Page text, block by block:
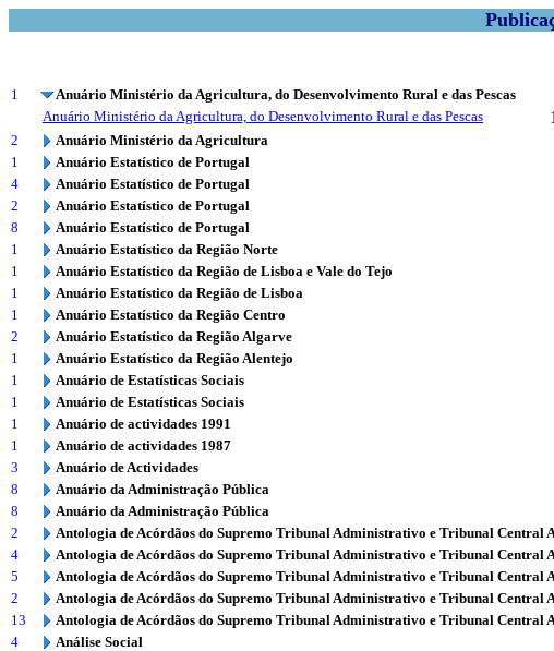
1
Anuário Ministério da Agricultura, do Desenvolvimento Rural e das Pescas
Anuário Ministério da Agricultura, do Desenvolvimento Rural e das Pescas
2
Anuário Ministério da Agricultura
1
Anuário Estatístico de Portugal
4
Anuário Estatístico de Portugal
2
Anuário Estatístico de Portugal
8
Anuário Estatístico de Portugal
1
Anuário Estatístico da Região Norte
1
Anuário Estatístico da Região de Lisboa e Vale do Tejo
1
Anuário Estatístico da Região de Lisboa
1
Anuário Estatístico da Região Centro
2
Anuário Estatístico da Região Algarve
1
Anuário Estatístico da Região Alentejo
1
Anuário de Estatísticas Sociais
1
Anuário de Estatísticas Sociais
1
Anuário de actividades 1991
1
Anuário de actividades 1987
3
Anuário de Actividades
8
Anuário da Administração Pública
8
Anuário da Administração Pública
2
Antologia de Acórdãos do Supremo Tribunal Administrativo e Tribunal Central
4
Antologia de Acórdãos do Supremo Tribunal Administrativo e Tribunal Central
5
Antologia de Acórdãos do Supremo Tribunal Administrativo e Tribunal Central
2
Antologia de Acórdãos do Supremo Tribunal Administrativo e Tribunal Central
13
Antologia de Acórdãos do Supremo Tribunal Administrativo e Tribunal Central
4
Análise Social